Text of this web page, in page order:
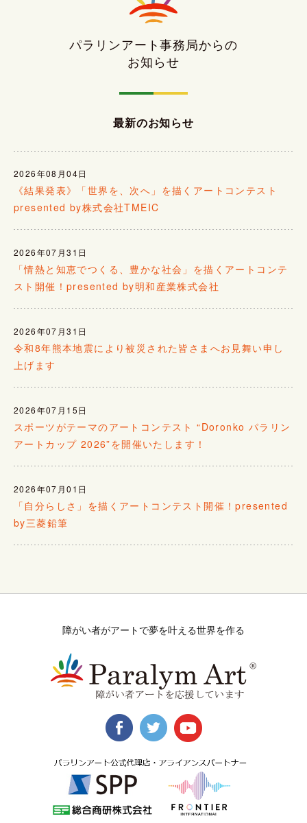
パラリンアート事務局からの
お知らせ
最新のお知らせ
2026年08月04日
《結果発表》「世界を、次へ」を描くアートコンテスト
presented by株式会社TMEIC
2026年07月31日
「情熱と知恵でつくる、豊かな社会」を描くアートコンテ
スト開催！presented by明和産業株式会社
2026年07月31日
令和8年熊本地震により被災された皆さまへお見舞い申し
上げます
2026年07月15日
スポーツがテーマのアートコンテスト “Doronko パラリン
アートカップ 2026”を開催いたします！
2026年07月01日
「自分らしさ」を描くアートコンテスト開催！presented
by三菱鉛筆
障がい者がアートで夢を叶える世界を作る